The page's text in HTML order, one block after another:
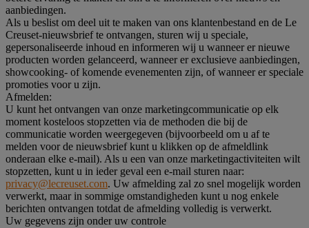
aanbiedingen.
Als u beslist om deel uit te maken van ons klantenbestand en de Le
Creuset-nieuwsbrief te ontvangen, sturen wij u speciale,
gepersonaliseerde inhoud en informeren wij u wanneer er nieuwe
producten worden gelanceerd, wanneer er exclusieve aanbiedingen,
showcooking- of komende evenementen zijn, of wanneer er speciale
promoties voor u zijn.
Afmelden:
U kunt het ontvangen van onze marketingcommunicatie op elk
moment kosteloos stopzetten via de methoden die bij de
communicatie worden weergegeven (bijvoorbeeld om u af te
melden voor de nieuwsbrief kunt u klikken op de afmeldlink
onderaan elke e-mail). Als u een van onze marketingactiviteiten wilt
stopzetten, kunt u in ieder geval een e-mail sturen naar:
privacy@lecreuset.com. Uw afmelding zal zo snel mogelijk worden
verwerkt, maar in sommige omstandigheden kunt u nog enkele
berichten ontvangen totdat de afmelding volledig is verwerkt.
Uw gegevens zijn onder uw controle